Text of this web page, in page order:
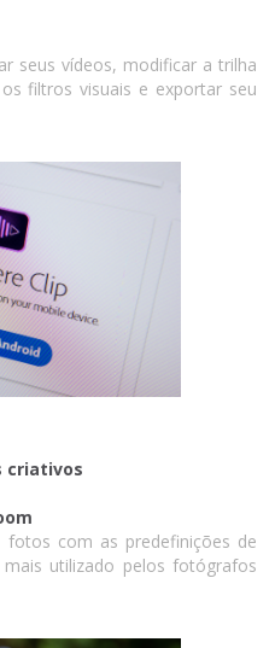
seus vídeos, modificar a trilha
filtros visuais e exportar seu
criativos
fotos com as predefinições de
utilizado pelos fotógrafos